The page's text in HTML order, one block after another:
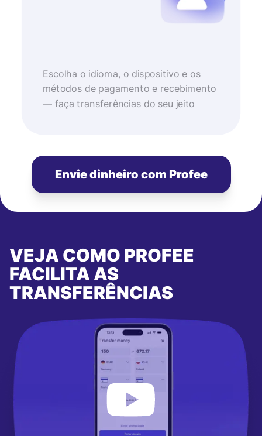
Escolha o idioma, o dispositivo e os
métodos de pagamento e recebimento
— faça transferências do seu jeito
Envie dinheiro com Profee
VEJA COMO PROFEE
FACILITA AS
TRANSFERÊNCIAS